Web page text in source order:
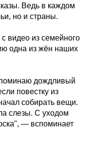
Ведь в каждом
но и страны.
видео из семейного
одна из жён наших
дождливый
повестку из
собирать вещи.
слезы. С уходом
— вспоминает